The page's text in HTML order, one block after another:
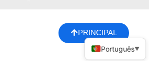
PRINCIPAL
Português▼